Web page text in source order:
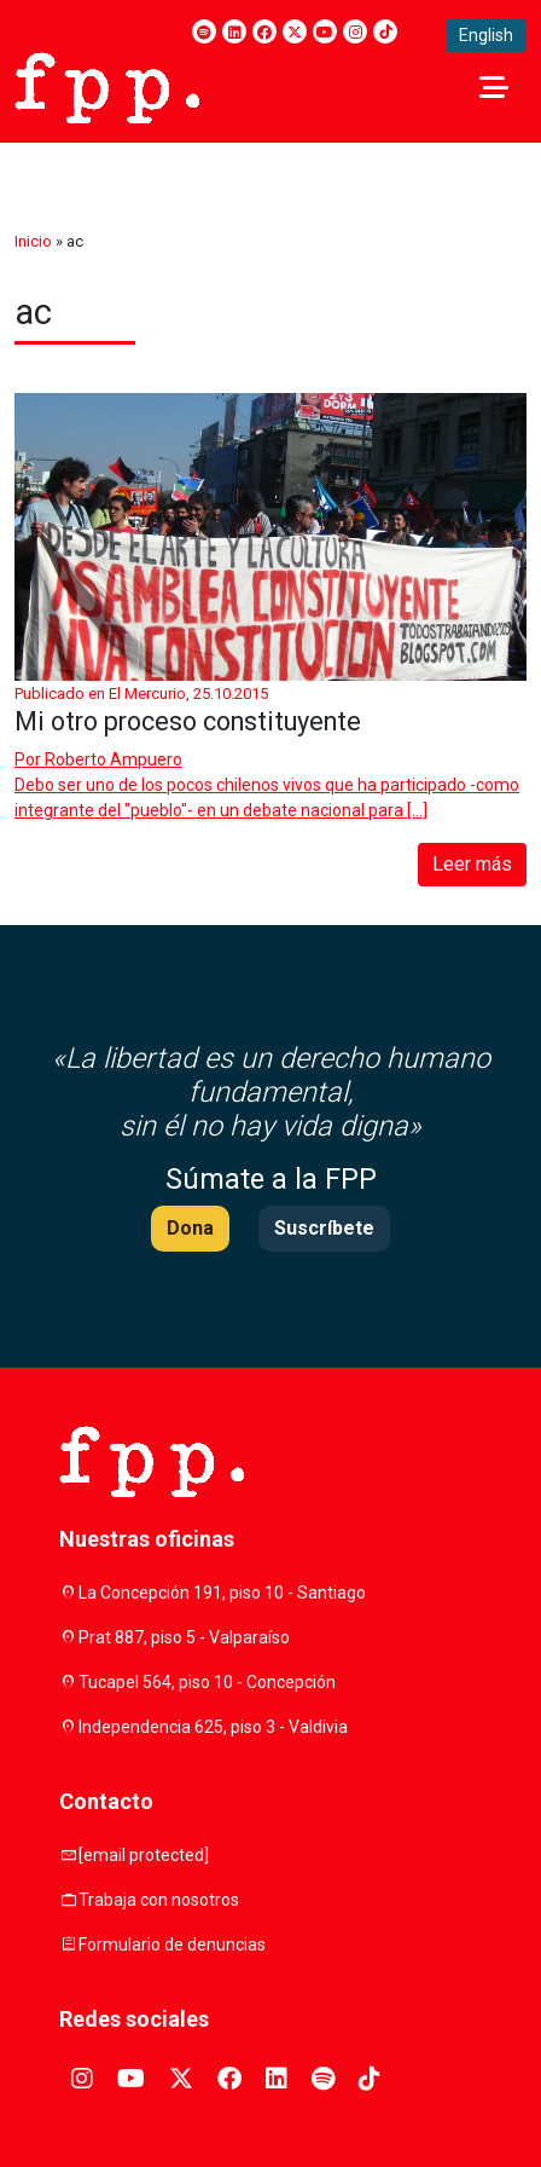
English
Inicio » ac
ac
Publicado en El Mercurio, 25.10.2015
Mi otro proceso constituyente
Por Roberto Ampuero
Debo ser uno de los pocos chilenos vivos que ha participado -como
integrante del "pueblo"- en un debate nacional para […]
Leer más
«La libertad es un derecho humano
fundamental,
sin él no hay vida digna»
Súmate a la FPP
Dona Suscríbete
Nuestras oficinas
location_onLa Concepción 191, piso 10 - Santiago
location_onPrat 887, piso 5 - Valparaíso
location_onTucapel 564, piso 10 - Concepción
location_onIndependencia 625, piso 3 - Valdivia
Contacto
mail [email protected]
workTrabaja con nosotros
assignmentFormulario de denuncias
Redes sociales